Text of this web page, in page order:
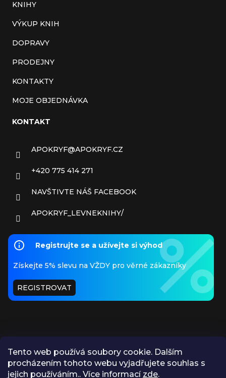
Tento web používá soubory cookie. Dalším
procházením tohoto webu vyjadřujete souhlas s
jejich používáním.. Více informací zde.
KNIHY
VÝKUP KNIH
DOPRAVY
PRODEJNY
KONTAKTY
MOJE OBJEDNÁVKA
KONTAKT
APOKRYF@APOKRYF.CZ
+420 775 414 271
NAVŠTIVTE NÁŠ FACEBOOK
APOKRYF_LEVNEKNIHY/
Registrujte se a užívejte si výhod
Získejte 5% slevu na VŽDY pro věrné zákazníky
REGISTROVAT
PŘIJÍMÁME ONLINE PLATBY